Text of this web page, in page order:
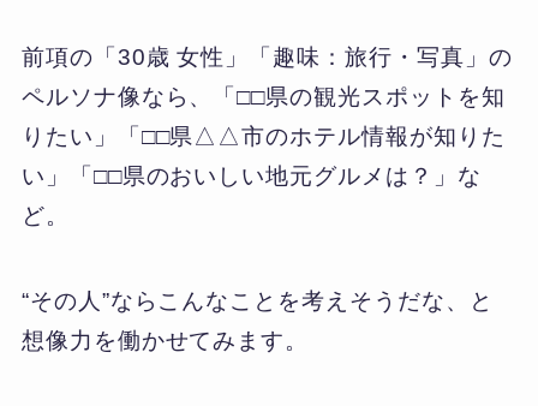
前項の「30歳 女性」「趣味：旅行・写真」の
ペルソナ像なら、「□□県の観光スポットを知
りたい」「□□県△△市のホテル情報が知りた
い」「□□県のおいしい地元グルメは？」な
ど。
“その人”ならこんなことを考えそうだな、と
想像力を働かせてみます。